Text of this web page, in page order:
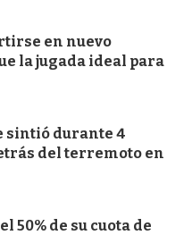
en nuevo
la jugada ideal para
sintió durante 4
del terremoto en
50% de su cuota de